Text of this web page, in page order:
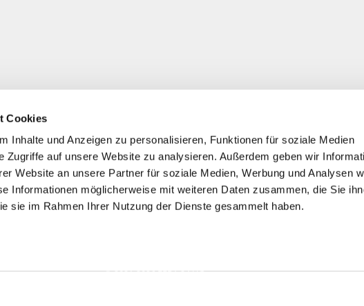
Cookies
Inhalte und Anzeigen zu personalisieren, Funktionen für soziale Medien
Zugriffe auf unsere Website zu analysieren. Außerdem geben wir
Website an unsere Partner für soziale Medien, Werbung und Analysen
Informationen möglicherweise mit weiteren Daten zusammen, die Sie
sie im Rahmen Ihrer Nutzung der Dienste gesammelt haben.
© 2021-2026 FERA 24 UG.